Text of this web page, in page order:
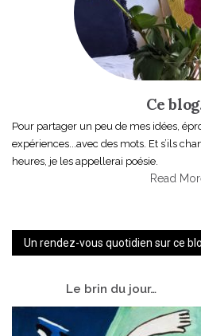
Ce
Pour partager un peu de mes idées,
expériences...avec des mots. Et s’ils
heures, je les appellerai poésie.
Read
Un rendez-vous quotidien sur ce
Le brin du jour…